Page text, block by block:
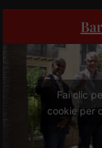
Fai clic
cookie per